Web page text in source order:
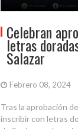
Celebran
letras
Salazar
Febrero 08, 2024
Tras la aprobación
inscribir con letras